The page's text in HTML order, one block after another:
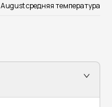
August средняя температура